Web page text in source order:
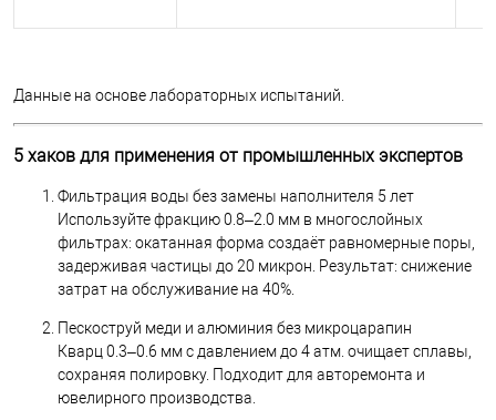
Данные на основе лабораторных испытаний.
5 хаков для применения от промышленных экспертов
Фильтрация воды без замены наполнителя 5 лет
Используйте фракцию 0.8–2.0 мм в многослойных
фильтрах: окатанная форма создаёт равномерные поры,
задерживая частицы до 20 микрон. Результат: снижение
затрат на обслуживание на 40%.
Пескоструй меди и алюминия без микроцарапин
Кварц 0.3–0.6 мм с давлением до 4 атм. очищает сплавы,
сохраняя полировку. Подходит для авторемонта и
ювелирного производства.